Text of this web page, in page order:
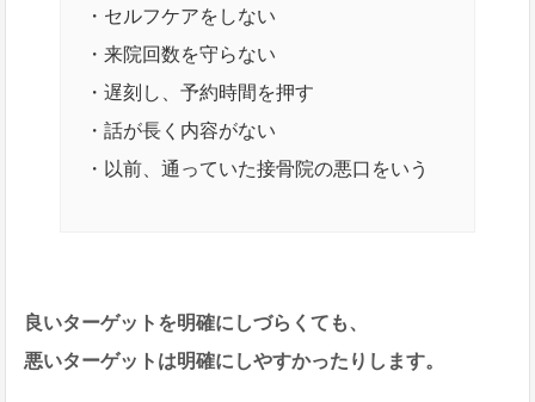
・セルフケアをしない
・来院回数を守らない
・遅刻し、予約時間を押す
・話が長く内容がない
・以前、通っていた接骨院の悪口をいう
良いターゲットを明確にしづらくても、
悪いターゲットは明確にしやすかったりします。